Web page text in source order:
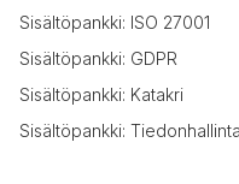
Sisältöpankki: ISO 27001
Sisältöpankki: GDPR
Sisältöpankki: Katakri
Sisältöpankki: